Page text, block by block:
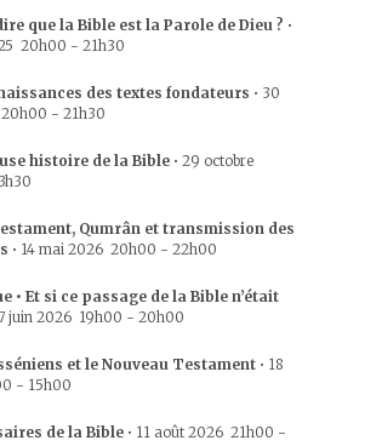
que la Bible est la Parole de Dieu ? •
20h00 - 21h30
des textes fondateurs • 30
20h00 - 21h30
histoire de la Bible • 29 octobre
Qumrân et transmission des
• 14 mai 2026 20h00 - 22h00
• Et si ce passage de la Bible n’était
juin 2026 19h00 - 20h00
et le Nouveau Testament • 18
- 15h00
de la Bible • 11 août 2026 21h00 -